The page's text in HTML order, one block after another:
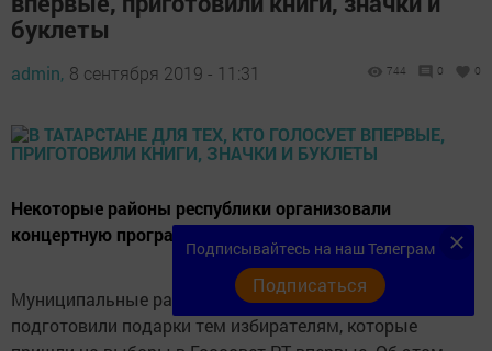
буклеты
admin, 8 сентября 2019 - 11:31 744 0 0
Некоторые районы республики организовали
концертную программу для молодых избирателей.
Муниципальные районы Республики Татарстан
подготовили подарки тем избирателям, которые
Подписывайтесь на наш Телеграм
Подписаться